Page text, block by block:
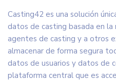
Casting42 es una solución
datos de casting basada en
agentes de casting y a otros
almacenar de forma segura
datos de usuarios y datos de
plataforma central que es